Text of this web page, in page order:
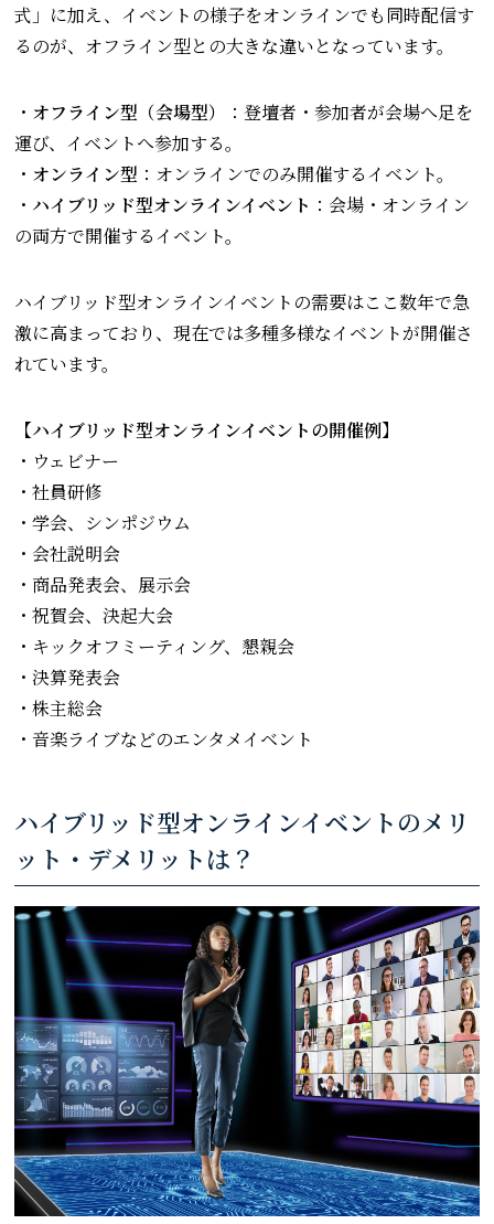
式」に加え、イベントの様子をオンラインでも同時配信す
るのが、オフライン型との大きな違いとなっています。
・ オフライン型（会場型）
：登壇者・参加者が会場へ足を
運び、イベントへ参加する。
・ オンライン型 ：オンラインでのみ開催するイベント。
・ ハイブリッド型オンラインイベント ：会場・オンライン
の両方で開催するイベント。
ハイブリッド型オンラインイベントの需要はここ数年で急
激に高まっており、現在では多種多様なイベントが開催さ
れています。
【ハイブリッド型オンラインイベントの開催例】
・ウェビナー
・社員研修
・学会、シンポジウム
・会社説明会
・商品発表会、展示会
・祝賀会、決起大会
・キックオフミーティング、懇親会
・決算発表会
・株主総会
・音楽ライブなどのエンタメイベント
ハイブリッド型オンラインイベントのメリ
ット・デメリットは？